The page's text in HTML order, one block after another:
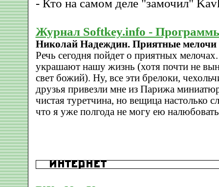
- Кто на самом деле "замочил"
Журнал Softkey.info -
Николай Надеждин. Приятные мелочи
Речь сегодня пойдет о приятных
украшают нашу жизнь (хотя почти не
свет божий). Ну, все эти брелоки,
друзья привезли мне из Парижа
чистая туретчина, но вещица настолько
что я уже полгода не могу ею